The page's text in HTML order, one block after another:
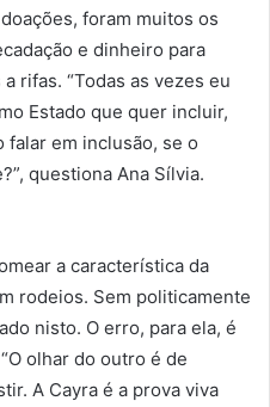
foram muitos os
e dinheiro para
rifas. “Todas as vezes eu
Estado que quer incluir,
falar em inclusão, se o
questiona Ana Sílvia.
a característica da
rodeios. Sem politicamente
nisto. O erro, para ela, é
olhar do outro é de
A Cayra é a prova viva